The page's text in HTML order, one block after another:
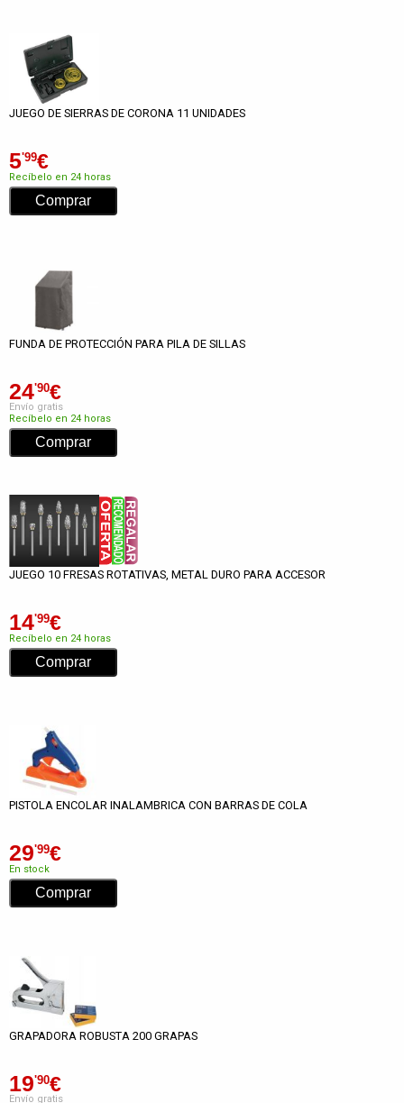
JUEGO DE SIERRAS DE CORONA 11 UNIDADES
5'99€
Recíbelo en 24 horas
FUNDA DE PROTECCIÓN PARA PILA DE SILLAS
24'90€
Envío gratis
Recíbelo en 24 horas
JUEGO 10 FRESAS ROTATIVAS, METAL DURO PARA ACCESOR
14'99€
Recíbelo en 24 horas
PISTOLA ENCOLAR INALAMBRICA CON BARRAS DE COLA
29'99€
En stock
GRAPADORA ROBUSTA 200 GRAPAS
19'90€
Envío gratis